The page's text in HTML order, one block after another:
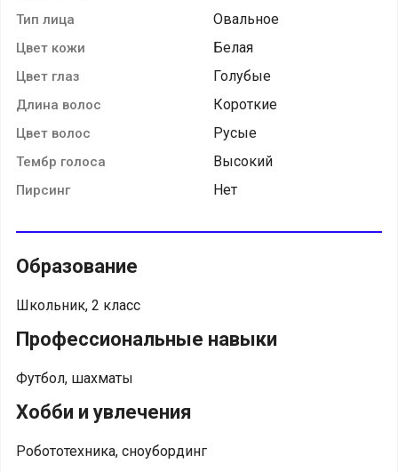
Тип лица Овальное
Цвет кожи Белая
Цвет глаз Голубые
Длина волос Короткие
Цвет волос Русые
Тембр голоса Высокий
Пирсинг Нет
Образование
Школьник, 2 класс
Профессиональные навыки
Футбол, шахматы
Хобби и увлечения
Робототехника, сноубординг